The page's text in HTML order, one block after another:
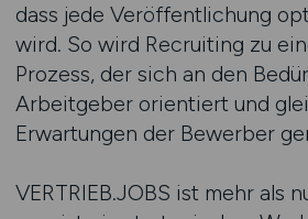
dass jede Veröffentlichung
wird. So wird Recruiting zu
Prozess, der sich an den
Arbeitgeber orientiert und
Erwartungen der Bewerber
VERTRIEB.JOBS ist mehr als